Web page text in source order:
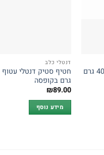
חטיף פטספרוגקט חזה ברווז 400 גרם
דנטלי כלב
גרם בקופסה
₪89.00
מידע נוסף